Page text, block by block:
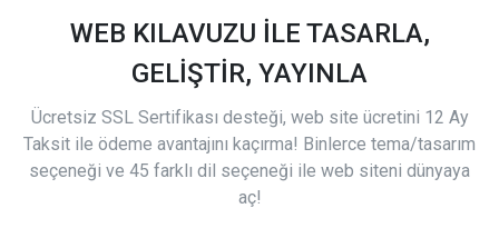
WEB KILAVUZU İLE TASARLA,
GELİŞTİR, YAYINLA
Ücretsiz SSL Sertifikası desteği, web site ücretini 12 Ay
Taksit ile ödeme avantajını kaçırma! Binlerce tema/tasarım
seçeneği ve 45 farklı dil seçeneği ile web siteni dünyaya
aç!